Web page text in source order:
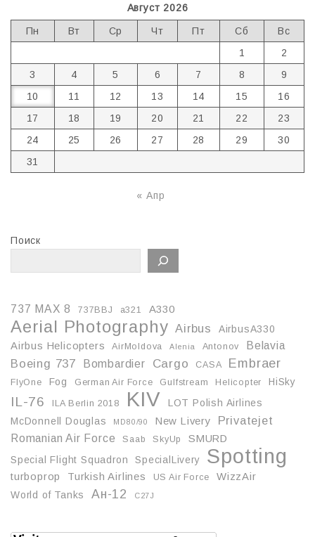
Август 2026
Пн Вт Ср Чт Пт Сб
Вс
1
2
3
4 5 6 7 8
9
10
11 12 13 14 15
16
17
18 19 20 21 22
23
24
25 26 27 28 29
30
31
« Апр
Поиск
737 MAX 8 737BBJ a321 A330
Aerial Photography Airbus
AirbusA330
Airbus Helicopters
AirMoldova Alenia Antonov Belavia
Boeing 737 Bombardier Cargo CASA Embraer
FlyOne Fog German Air Force Gulfstream Helicopter HiSky
IL-76 ILA Berlin 2018 KIV
LOT Polish Airlines
McDonnell Douglas
MD80/90 New Livery Privatejet
Romanian Air Force Saab SkyUp
SMURD
Special Flight Squadron
SpecialLivery Spotting
turboprop Turkish Airlines US Air Force
WizzAir
World of Tanks
Ан-12 С27J